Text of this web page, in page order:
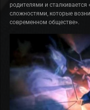
родителями и сталкивается
сложностями, которые
современном обществе».